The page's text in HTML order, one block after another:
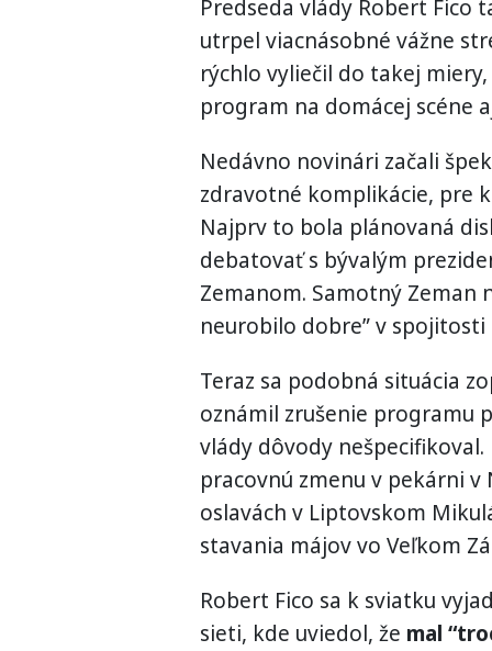
Predseda vlády Robert Fico
utrpel viacnásobné vážne
rýchlo vyliečil do takej
program na domácej scéne
Nedávno novinári začali
zdravotné komplikácie, pre
Najprv to bola plánovaná
debatovať s bývalým
Zemanom. Samotný Zeman
neurobilo dobre” v
Teraz sa podobná situácia
oznámil zrušenie programu
vlády dôvody
pracovnú zmenu v pekárni
oslavách v Liptovskom
stavania májov vo Veľkom
Robert Fico sa k sviatku
sieti, kde uviedol, že mal